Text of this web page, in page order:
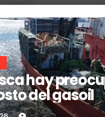
hay
del gasoil